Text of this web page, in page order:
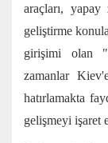
araçları,
geliştirme
girişimi olan
zamanlar
hatırlamakta
gelişmeyi işaret